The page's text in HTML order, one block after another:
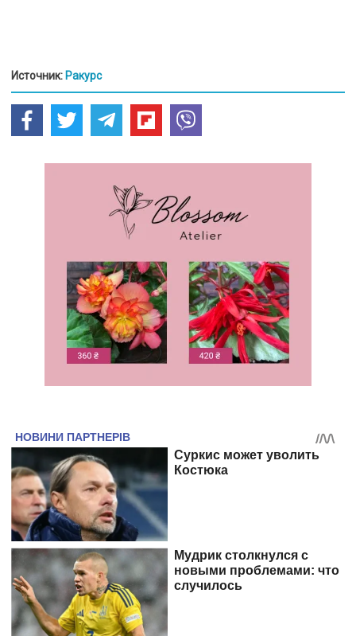
Источник: Ракурс